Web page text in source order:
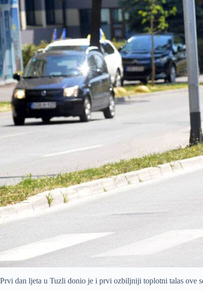
Prvi dan ljeta u Tuzli donio je i prvi ozbiljniji toplotni talas ove